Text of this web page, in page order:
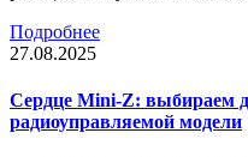
Подробнее
27.08.2025
Сердце Mini-Z: выбираем
радиоуправляемой модели